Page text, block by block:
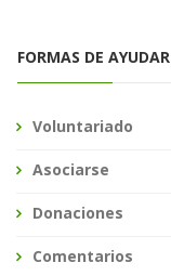
FORMAS DE AYUDAR
Voluntariado
Asociarse
Donaciones
Comentarios